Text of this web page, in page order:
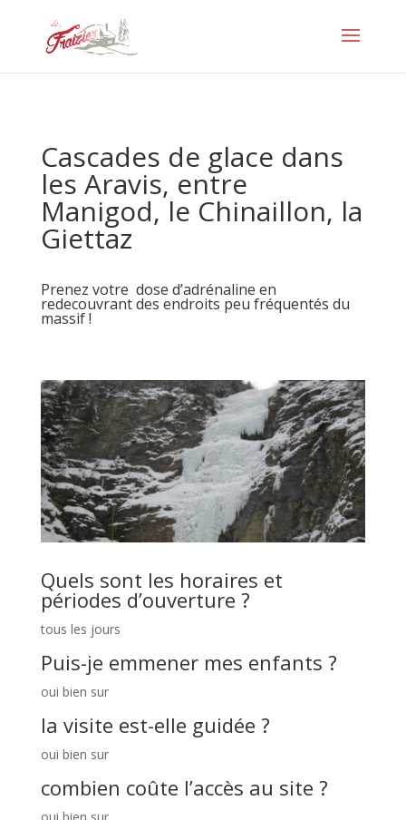
Cascades de glace dans
les Aravis, entre
Manigod, le Chinaillon, la
Giettaz
Prenez votre dose d’adrénaline en
redecouvrant des endroits peu fréquentés du
massif !
Quels sont les horaires et
périodes d’ouverture ?
tous les jours
Puis-je emmener mes enfants ?
oui bien sur
la visite est-elle guidée ?
oui bien sur
combien coûte l’accès au site ?